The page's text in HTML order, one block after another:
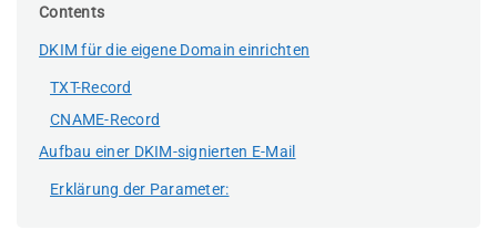
Contents
DKIM für die eigene Domain einrichten
TXT-Record
CNAME-Record
Aufbau einer DKIM-signierten E-Mail
Erklärung der Parameter: